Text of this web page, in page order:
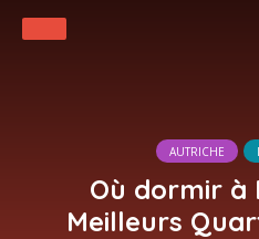
AUTRICHE
Où dormir à
Meilleurs